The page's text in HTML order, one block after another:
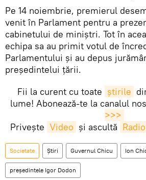
Pe 14 noiembrie, premierul
venit în Parlament pentru a
cabinetului de miniștri. Tot în
echipa sa au primit votul de
Parlamentului și au depus
președintelui țării.
Fii la curent cu toate știrile
lume! Abonează-te la canalul
>>>
Privește Video și ascultă Radio
Societate Știri Guvernul Chicu Ion
președintele Igor Dodon